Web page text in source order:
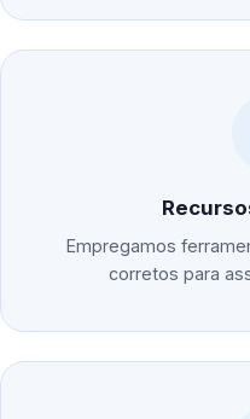
Empregamos
corretos para